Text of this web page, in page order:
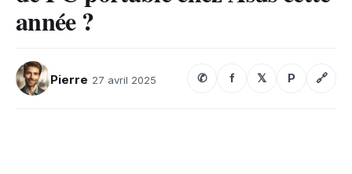
année ?
Pierre 27 avril 2025 ✆ f 𝕏 P 🔗